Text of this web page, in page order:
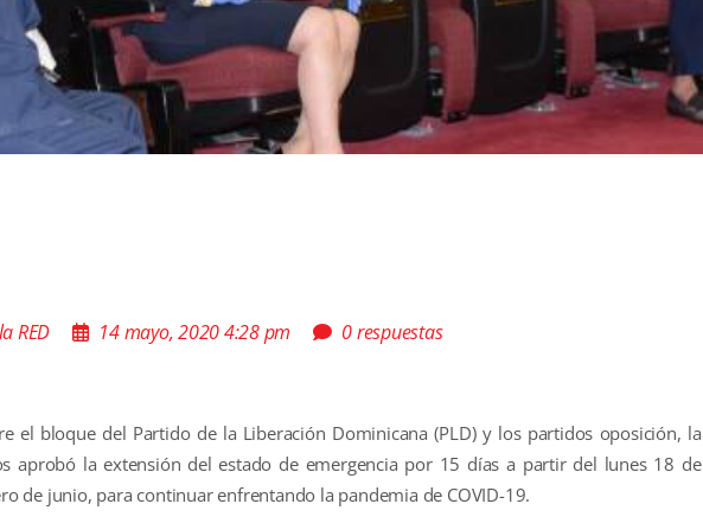
RED 14 mayo, 2020 4:28 pm 0 respuestas
el bloque del Partido de la Liberación Dominicana (PLD) y los partidos oposición, la
aprobó la extensión del estado de emergencia por 15 días a partir del lunes 18 de
de junio, para continuar enfrentando la pandemia de COVID-19.